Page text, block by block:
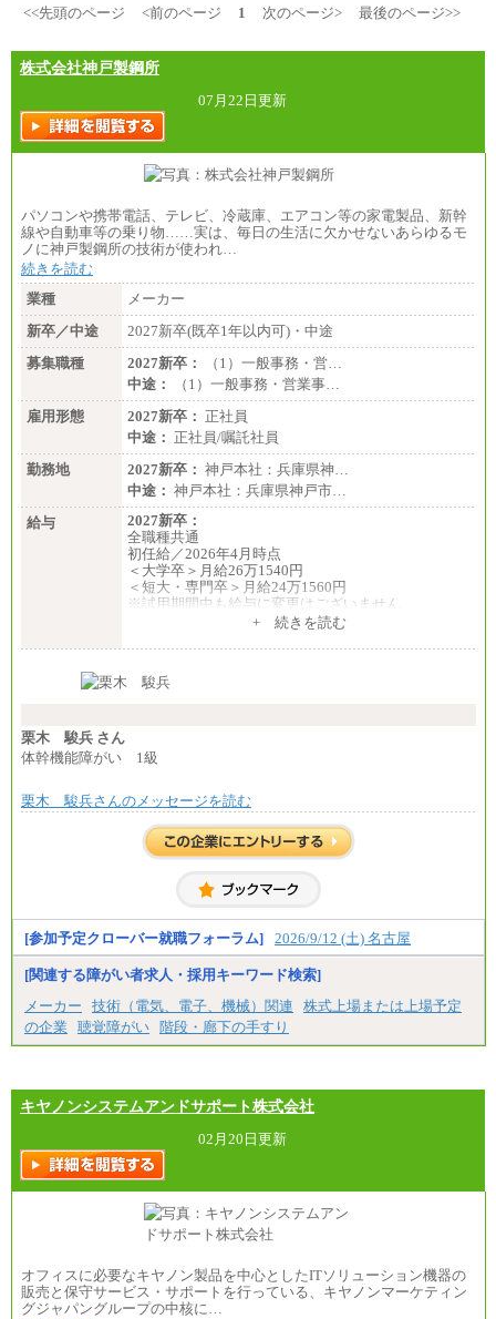
<<先頭のページ
<前のページ 1 次のページ> 最後のページ>>
株式会社神戸製鋼所
07月22日更新
パソコンや携帯電話、テレビ、冷蔵庫、エアコン等の家電製品、新幹
線や自動車等の乗り物……実は、毎日の生活に欠かせないあらゆるモ
ノに神戸製鋼所の技術が使われ…
続きを読む
業種
メーカー
新卒／中途
2027新卒(既卒1年以内可)・中途
募集職種
2027新卒：
（1）一般事務・営…
中途：
（1）一般事務・営業事…
雇用形態
2027新卒： 正社員
中途： 正社員/嘱託社員
勤務地
2027新卒： 神戸本社：兵庫県神…
中途： 神戸本社：兵庫県神戸市…
給与
2027新卒：
全職種共通
初任給／2026年4月時点
＜大学卒＞月給26万1540円
＜短大・専門卒＞月給24万1560円
※試用期間中も給与に変更はございません
月給24万円～
※試用期間中も給与に変更はございません
+ 続きを読む
栗木 駿兵 さん
体幹機能障がい 1級
栗木 駿兵さんのメッセージを読む
[参加予定クローバー就職フォーラム] 2026/9/12 (土) 名古屋
[関連する障がい者求人・採用キーワード検索]
メーカー
技術（電気、電子、機械）関連
株式上場または上場予定
の企業
聴覚障がい 階段・廊下の手すり
キヤノンシステムアンドサポート株式会社
02月20日更新
オフィスに必要なキヤノン製品を中心としたITソリューション機器の
販売と保守サービス・サポートを行っている、キヤノンマーケティン
グジャパングループの中核に…